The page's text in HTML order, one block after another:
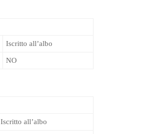
Iscritto all’albo
NO
Iscritto all’albo